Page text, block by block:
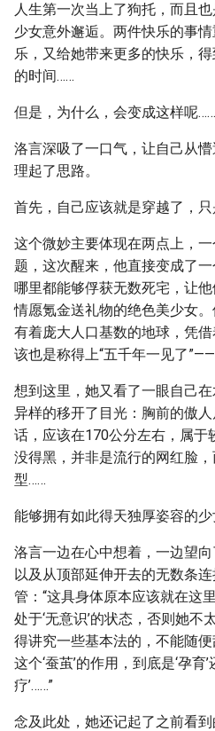
人生第一次当上了狗托，而且
少女意外邂逅。两件快乐的事
乐，又给她带来更多的快乐，
的时间……
但是，为什么，会变成这样呢……
洛言深吸了一口气，让自己从
理起了思路。
首先，自己应该就是穿越了，只
这个微妙主要体现在两点上，
题，这次醒来，他直接变成了
哪里都能够俘获无数死宅，让
情愿氪金送礼物的绝色美少女
有着庞大人口基数的地球，凭
该也是称得上“五千年一见了”——
想到这里，她又看了一眼自己
异样的移开了目光：胸前的傲
话，应该在170公分左右，属于
没得黑，并非是流行的网红脸
型……
能够拥有如此得天独厚姿容的
洛言一边在心中想着，一边望
以及从顶部延伸开去的无数条
管：“这具身体原本应该就在这
处于‘无意识’的状态，否则她
得讲究一些基本法的，不能随
这个‘蚕茧’的作用，到底是‘孕育’
疗’……”
念及此处，她还记起了之前看到